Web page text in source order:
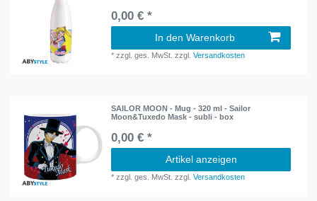
0,00 € *
In den Warenkorb
*zzgl. ges. MwSt. zzgl.Versandkosten
SAILOR MOON - Mug - 320 ml - Sailor
Moon&Tuxedo Mask - subli - box
0,00 € *
Artikel anzeigen
*zzgl. ges. MwSt. zzgl.Versandkosten